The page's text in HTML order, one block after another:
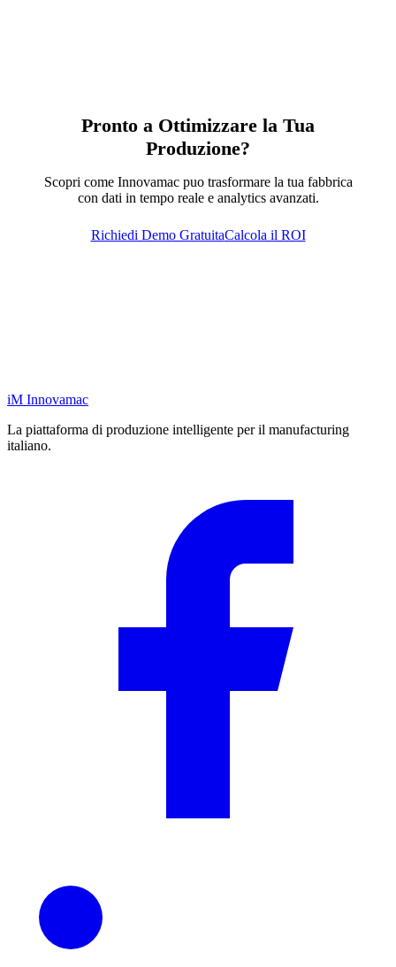
Pronto a Ottimizzare la Tua
Produzione?
Scopri come Innovamac puo trasformare la tua fabbrica
con dati in tempo reale e analytics avanzati.
Richiedi Demo GratuitaCalcola il ROI
iM Innovamac
La piattaforma di produzione intelligente per il manufacturing
italiano.